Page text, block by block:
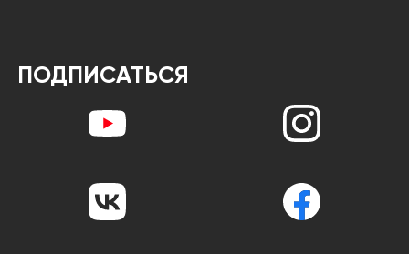
ПОДПИСАТЬСЯ